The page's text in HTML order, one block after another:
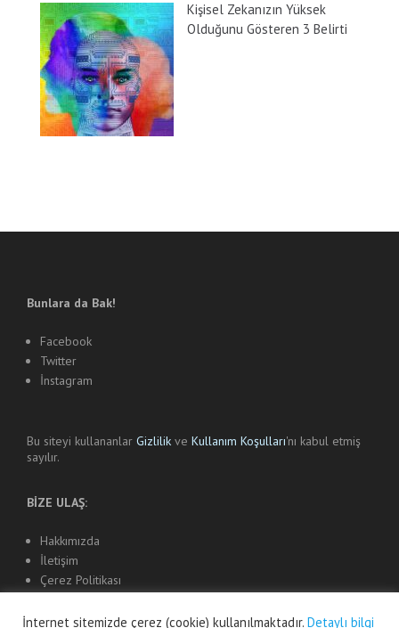
Kişisel Zekanızın Yüksek
Olduğunu Gösteren 3 Belirti
Bunlara da Bak!
Facebook
Twitter
İnstagram
Bu siteyi kullananlar Gizlilik ve Kullanım Koşulları'nı kabul etmiş
sayılır.
BİZE ULAŞ:
Hakkımızda
İletişim
Çerez Politikası
İnternet sitemizde çerez (cookie) kullanılmaktadır. Detaylı bilgi